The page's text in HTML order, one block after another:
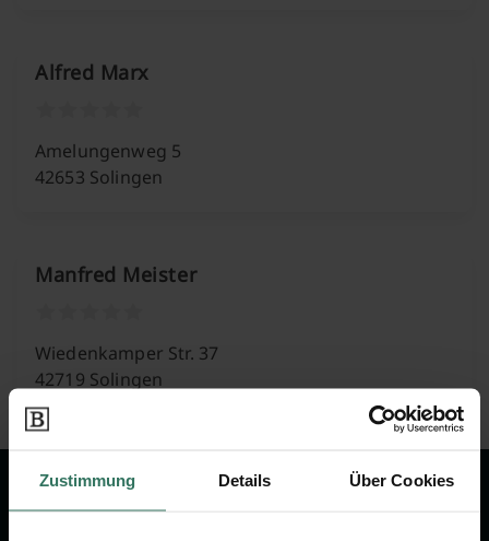
Zustimmung Details Über Cookies
Alfred Marx
Amelungenweg 5
42653 Solingen
Manfred Meister
Wiedenkamper Str. 37
42719 Solingen
Wir sind Ihr Ansprechpartner rund